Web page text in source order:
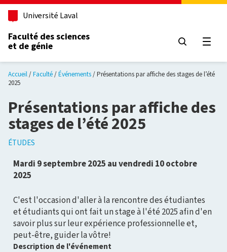
Aller au contenu principal
Université Laval
Faculté des sciences
et de génie
Accueil Faculté Événements
Présentations par affiche des stages de l’été
2025
Présentations par affiche des
stages de l’été 2025
ÉTUDES
Mardi 9 septembre 2025 au vendredi 10 octobre
2025
C'est l'occasion d'aller à la rencontre des étudiantes
et étudiants qui ont fait un stage à l'été 2025 afin d'en
savoir plus sur leur expérience professionnelle et,
peut-être, guider la vôtre!
Description de l'événement